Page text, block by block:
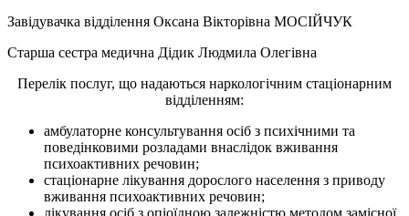
Завідувачка відділення Оксана Вікторівна МОСІЙЧУК
Старша сестра медична Дідик Людмила Олегівна
Перелік послуг, що надаються наркологічним стаціонарним
відділенням:
амбулаторне консультування осіб з психічними та
поведінковими розладами внаслідок вживання
психоактивних речовин;
стаціонарне лікування дорослого населення з приводу
вживання психоактивних речовин;